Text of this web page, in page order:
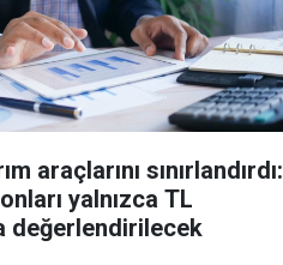
araçlarını sınırlandırdı:
yalnızca TL
değerlendirilecek